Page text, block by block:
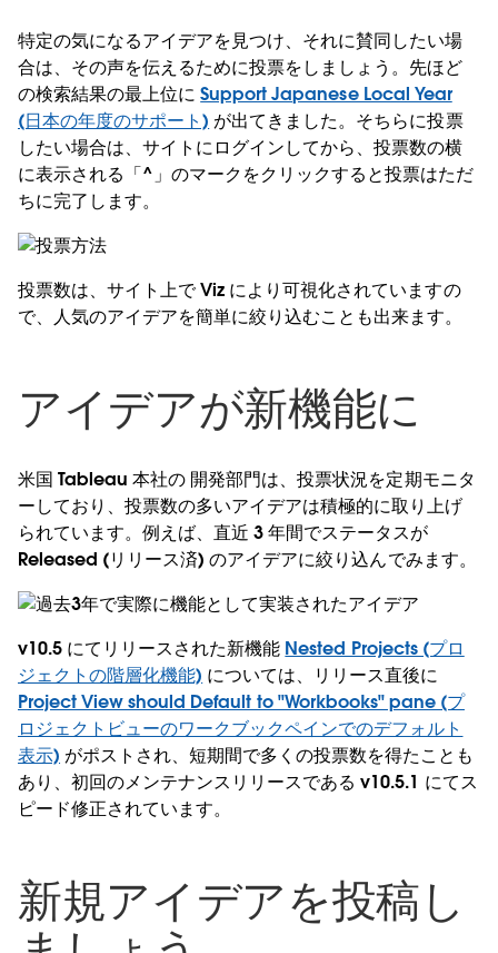
特定の気になるアイデアを見つけ、それに賛同したい場
合は、その声を伝えるために投票をしましょう。先ほど
の検索結果の最上位にSupport Japanese Local Year
(日本の年度のサポート) が出てきました。そちらに投票
したい場合は、サイトにログインしてから、投票数の横
に表示される「^」のマークをクリックすると投票はただ
ちに完了します。
投票数は、サイト上で Viz により可視化されていますの
で、人気のアイデアを簡単に絞り込むことも出来ます。
アイデアが新機能に
米国 Tableau 本社の 開発部門は、投票状況を定期モニタ
ーしており、投票数の多いアイデアは積極的に取り上げ
られています。例えば、直近 3 年間でステータスが
Released (リリース済) のアイデアに絞り込んでみます。
v10.5 にてリリースされた新機能 Nested Projects (プロ
ジェクトの階層化機能) については、リリース直後に
Project View should Default to "Workbooks" pane (プ
ロジェクトビューのワークブックペインでのデフォルト
表示) がポストされ、短期間で多くの投票数を得たことも
あり、初回のメンテナンスリリースである v10.5.1 にてス
ピード修正されています。
新規アイデアを投稿し